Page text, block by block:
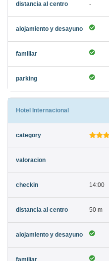
-
Hotel Internacional
14:00
50 m